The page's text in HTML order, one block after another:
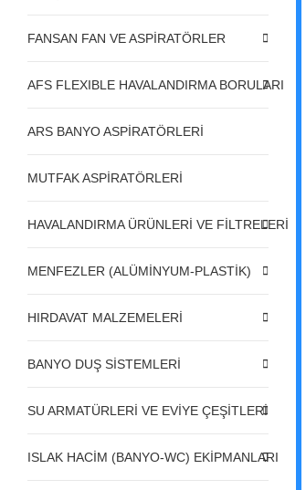
FANSAN FAN VE ASPİRATÖRLER
AFS FLEXIBLE HAVALANDIRMA BORULARI
ARS BANYO ASPİRATÖRLERİ
MUTFAK ASPİRATÖRLERİ
HAVALANDIRMA ÜRÜNLERİ VE FİLTRELERİ
MENFEZLER (ALÜMİNYUM-PLASTİK)
HIRDAVAT MALZEMELERİ
BANYO DUŞ SİSTEMLERİ
SU ARMATÜRLERİ VE EVİYE ÇEŞİTLERİ
ISLAK HACİM (BANYO-WC) EKİPMANLARI